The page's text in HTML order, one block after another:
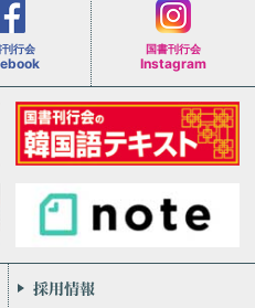
刊行会 国書刊行会
Instagram
会社案内